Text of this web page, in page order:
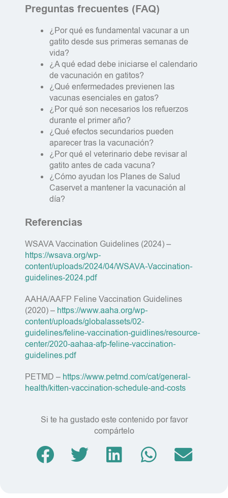
Preguntas frecuentes (FAQ)
¿Por qué es fundamental vacunar a un
gatito desde sus primeras semanas de
vida?
¿A qué edad debe iniciarse el calendario
de vacunación en gatitos?
¿Qué enfermedades previenen las
vacunas esenciales en gatos?
¿Por qué son necesarios los refuerzos
durante el primer año?
¿Qué efectos secundarios pueden
aparecer tras la vacunación?
¿Por qué el veterinario debe revisar al
gatito antes de cada vacuna?
¿Cómo ayudan los Planes de Salud
Caservet a mantener la vacunación al
día?
Referencias
WSAVA Vaccination Guidelines (2024) –
https://wsava.org/wp-
content/uploads/2024/04/WSAVA-Vaccination-
guidelines-2024.pdf
AAHA/AAFP Feline Vaccination Guidelines
(2020) – https://www.aaha.org/wp-
content/uploads/globalassets/02-
guidelines/feline-vaccination-guidlines/resource-
center/2020-aahaa-afp-feline-vaccination-
guidelines.pdf
PETMD – https://www.petmd.com/cat/general-
health/kitten-vaccination-schedule-and-costs
Si te ha gustado este contenido por favor
compártelo